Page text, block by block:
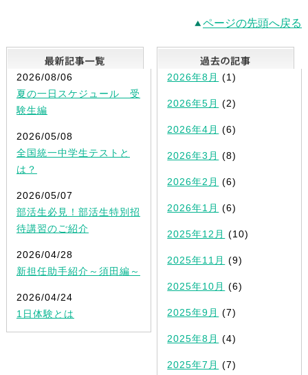
ページの先頭へ戻る
最新記事一覧
2026/08/06
夏の一日スケジュール 受
験生編
2026/05/08
全国統一中学生テストと
は？
2026/05/07
部活生必見！部活生特別招
待講習のご紹介
2026/04/28
新担任助手紹介～須田編～
2026/04/24
1日体験とは
2026年8月 (1)
2026年5月 (2)
2026年4月 (6)
2026年3月 (8)
2026年2月 (6)
2026年1月 (6)
2025年12月 (10)
2025年11月 (9)
2025年10月 (6)
2025年9月 (7)
2025年8月 (4)
2025年7月 (7)